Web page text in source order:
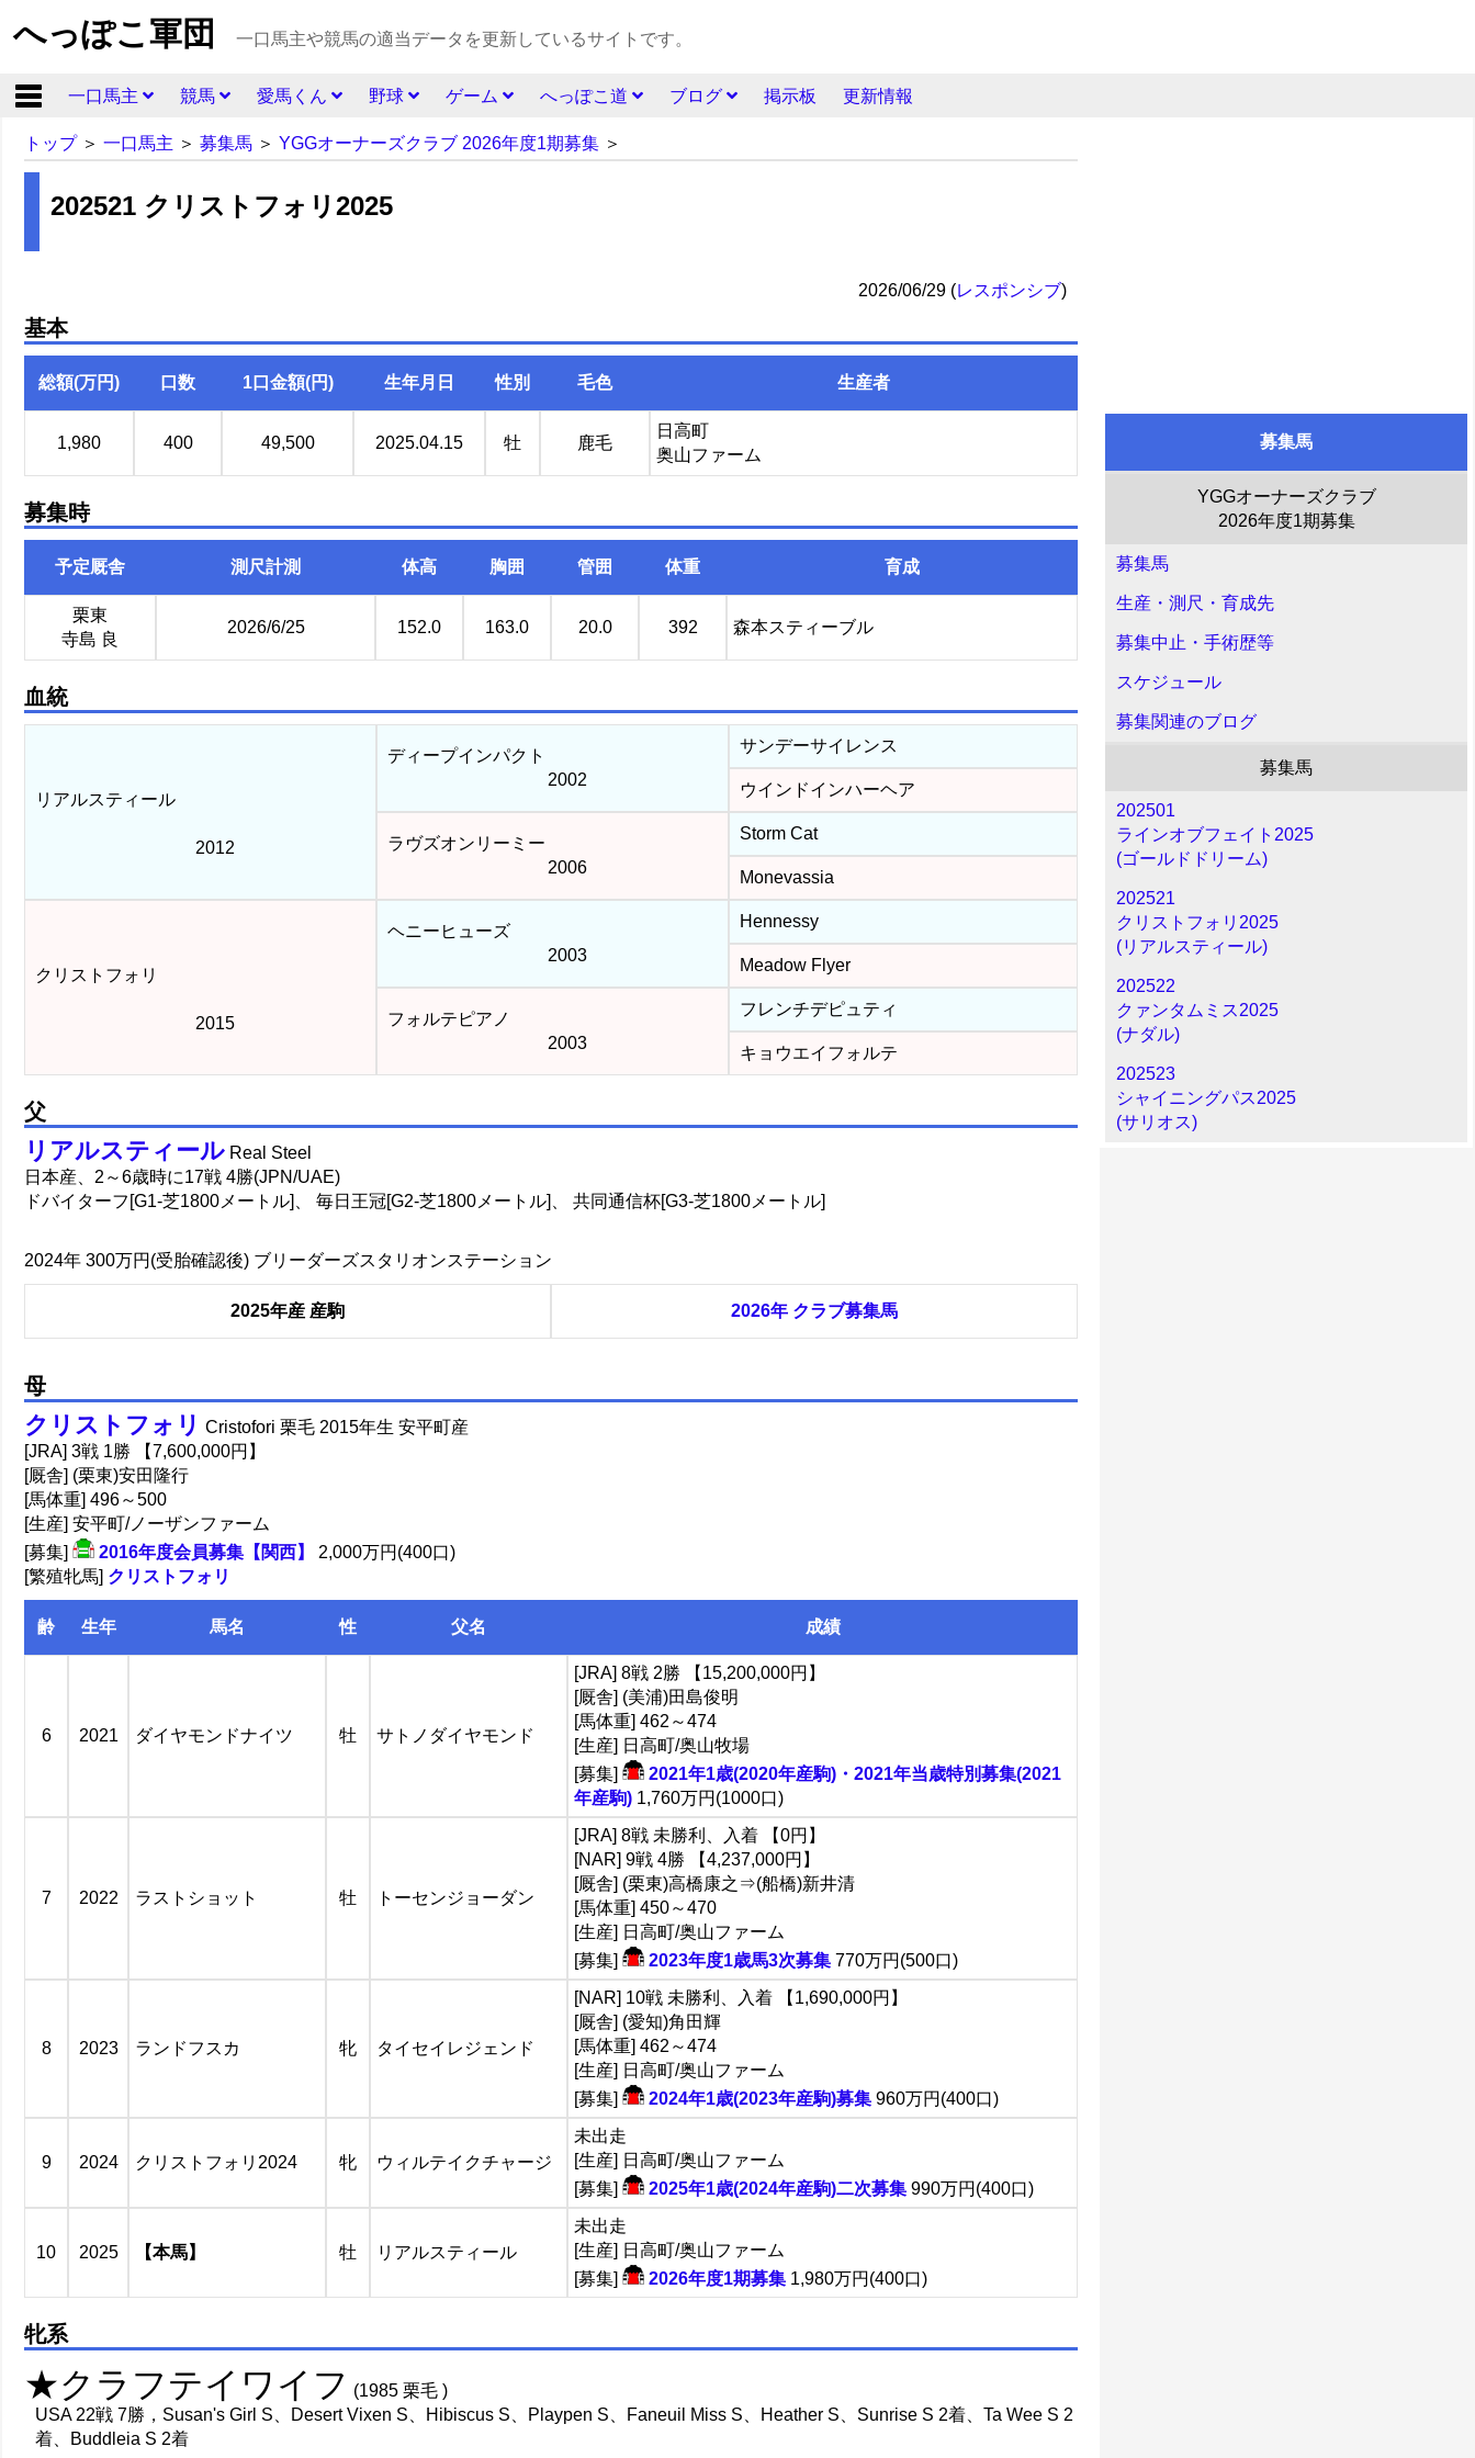
へっぽこ軍団 一口馬主や競馬の適当データを更新しているサイトです。
一口馬主 競馬 愛馬くん 野球 ゲーム へっぽこ道 ブログ 掲示板 更新情報
トップ＞ 一口馬主 ＞ 募集馬 ＞ YGGオーナーズクラブ 2026年度1期募集 ＞
202521 クリストフォリ2025
2026/06/29 (レスポンシブ)
基本
総額(万円) 口数 1口金額(円) 生年月日 性別 毛色 生産者
1,980 400 49,500 2025.04.15 牡 鹿毛
日高町
奥山ファーム
募集時
予定厩舎 測尺計測 体高 胸囲 管囲 体重 育成
栗東
寺島 良
2026/6/25 152.0 163.0 20.0 392 森本スティーブル
血統
リアルスティール
2012
ディープインパクト
2002
サンデーサイレンス
ウインドインハーヘア
ラヴズオンリーミー
2006
Storm Cat
Monevassia
クリストフォリ
2015
ヘニーヒューズ
2003
Hennessy
Meadow Flyer
フォルテピアノ
2003
フレンチデピュティ
キョウエイフォルテ
父
リアルスティール Real Steel
日本産、2～6歳時に17戦 4勝(JPN/UAE)
ドバイターフ[G1-芝1800メートル]、 毎日王冠[G2-芝1800メートル]、 共同通信杯[G3-芝1800メートル]
2024年 300万円(受胎確認後) ブリーダーズスタリオンステーション
2025年産 産駒 2026年 クラブ募集馬
母
クリストフォリ Cristofori 栗毛 2015年生 安平町産
[JRA] 3戦 1勝 【7,600,000円】
[厩舎] (栗東)安田隆行
[馬体重] 496～500
[生産] 安平町/ノーザンファーム
[募集]
2016年度会員募集【関西】
2,000万円(400口)
[繁殖牝馬] クリストフォリ
齢 生年 馬名 性 父名 成績
6 2021 ダイヤモンドナイツ 牡 サトノダイヤモンド
[JRA] 8戦 2勝 【15,200,000円】
[厩舎] (美浦)田島俊明
[馬体重] 462～474
[生産] 日高町/奥山牧場
[募集]
2021年1歳(2020年産駒)・2021年当歳特別募集(2021
年産駒) 1,760万円(1000口)
7 2022 ラストショット 牡 トーセンジョーダン
[JRA] 8戦 未勝利、入着 【0円】
[NAR] 9戦 4勝 【4,237,000円】
[厩舎] (栗東)高橋康之⇒(船橋)新井清
[馬体重] 450～470
[生産] 日高町/奥山ファーム
[募集]
2023年度1歳馬3次募集 770万円(500口)
8 2023 ランドフスカ 牝 タイセイレジェンド
[NAR] 10戦 未勝利、入着 【1,690,000円】
[厩舎] (愛知)角田輝
[馬体重] 462～474
[生産] 日高町/奥山ファーム
[募集]
2024年1歳(2023年産駒)募集 960万円(400口)
9 2024 クリストフォリ2024 牝 ウィルテイクチャージ
未出走
[生産] 日高町/奥山ファーム
[募集]
2025年1歳(2024年産駒)二次募集 990万円(400口)
10 2025 【本馬】 牡 リアルスティール
未出走
[生産] 日高町/奥山ファーム
[募集]
2026年度1期募集 1,980万円(400口)
牝系
★クラフテイワイフ (1985 栗毛 )
USA 22戦 7勝，Susan's Girl S、Desert Vixen S、Hibiscus S、Playpen S、Faneuil Miss S、Heather S、Sunrise S 2着、Ta Wee S 2
着、Buddleia S 2着
募集馬
YGGオーナーズクラブ
2026年度1期募集
募集馬
生産・測尺・育成先
募集中止・手術歴等
スケジュール
募集関連のブログ
募集馬
202501
ラインオブフェイト2025
(ゴールドドリーム)
202521
クリストフォリ2025
(リアルスティール)
202522
クァンタムミス2025
(ナダル)
202523
シャイニングパス2025
(サリオス)